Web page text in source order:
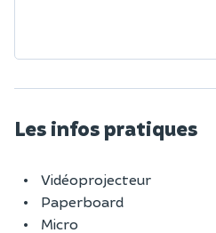
Les infos pratiques
Vidéoprojecteur
Paperboard
Micro